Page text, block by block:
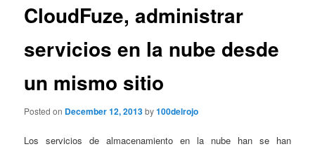
CloudFuze, administrar
servicios en la nube desde
un mismo sitio
Posted on December 12, 2013by100delrojo
Los servicios de almacenamiento en la nube han se han